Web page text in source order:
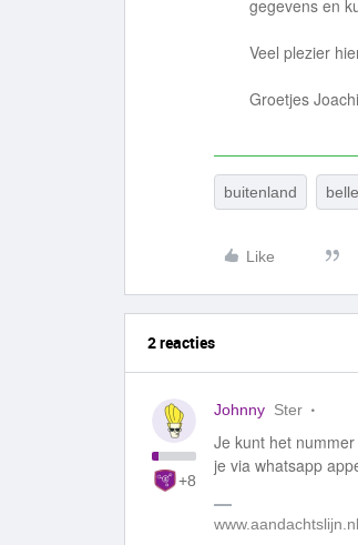
gegevens en
Veel plezier
Groetjes
buitenland
Like
2 reacties
+8
Johnny Ster
Je kunt het
je via whatsapp
www.aandachtslijn.nl